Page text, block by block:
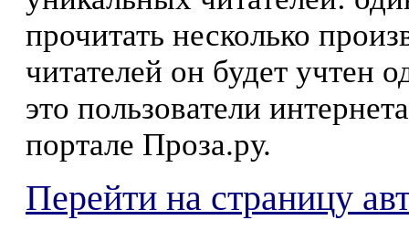
прочитать несколько
читателей он будет учтен
это пользователи
портале Проза.ру.
Перейти на страницу